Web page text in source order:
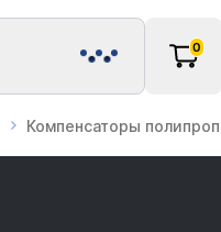
0
Компенсаторы